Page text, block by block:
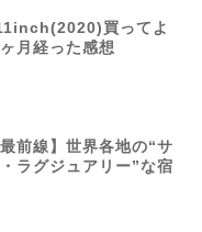
買ってよ
月経った感想
最前線】世界各地の“サ
ラグジュアリー”な宿